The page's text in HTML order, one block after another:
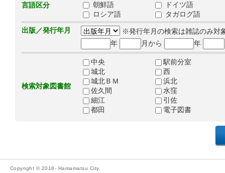
言語区分
朝鮮語
ドイツ語
ロシア語
タガログ語
出版／発行年月
※発行年月の検索は雑誌のみ対
年
月から 年
検索対象図書館
中央
駅前分室
城北
西
城北ＢＭ
浜北
佐久間
水窪
細江
引佐
都田
電子図書
Copyright © 2018- Hamamatsu City.